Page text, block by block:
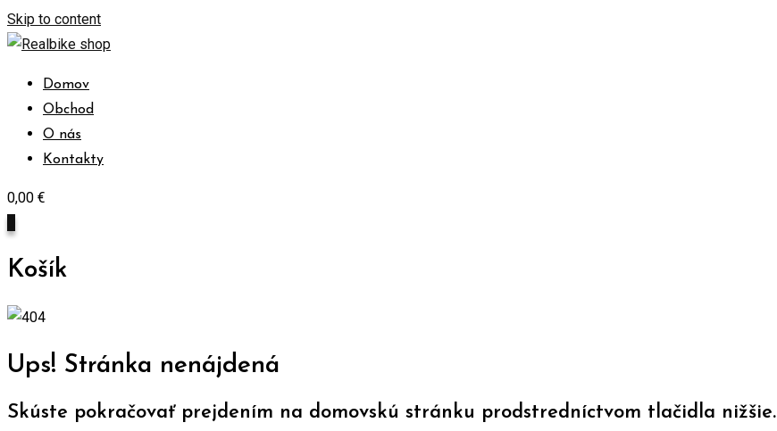
Skip to content
Domov
Obchod
O nás
Kontakty
0,00 €
Košík
Ups! Stránka nenájdená
Skúste pokračovať prejdením na domovskú stránku prodstredníctvom tlačidla nižšie.